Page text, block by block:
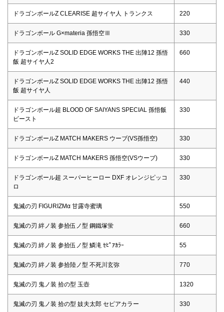
ドラゴンボールZ CLEARISE 超サイヤ人 トランクス 220
ドラゴンボール G×materia 孫悟空Ⅲ 330
ドラゴンボールZ SOLID EDGE WORKS THE 出陣12 孫悟
飯 超サイヤ人2
660
ドラゴンボールZ SOLID EDGE WORKS THE 出陣12 孫悟
飯 超サイヤ人
440
ドラゴンボール超 BLOOD OF SAIYANS SPECIAL 孫悟飯
ビースト
330
ドラゴンボールZ MATCH MAKERS ウーブ(VS孫悟空) 330
ドラゴンボールZ MATCH MAKERS 孫悟空(VSウーブ) 330
ドラゴンボール超 スーパーヒーロー DXF オレンジピッコ
ロ
330
鬼滅の刃 FIGURIZMα 甘露寺蜜璃 550
鬼滅の刃 絆ノ装 参拾伍ノ型 鋼鐵塚蛍 660
鬼滅の刃 絆ノ装 参拾伍ノ型 鱗滝 ｾﾋﾟｱｶﾗｰ 55
鬼滅の刃 絆ノ装 参拾陸ノ型 不死川玄弥 770
鬼滅の刃 鬼ノ装 拾の型 玉壺 1320
鬼滅の刃 鬼ノ装 拾の型 妓夫太郎 セピアカラー 330